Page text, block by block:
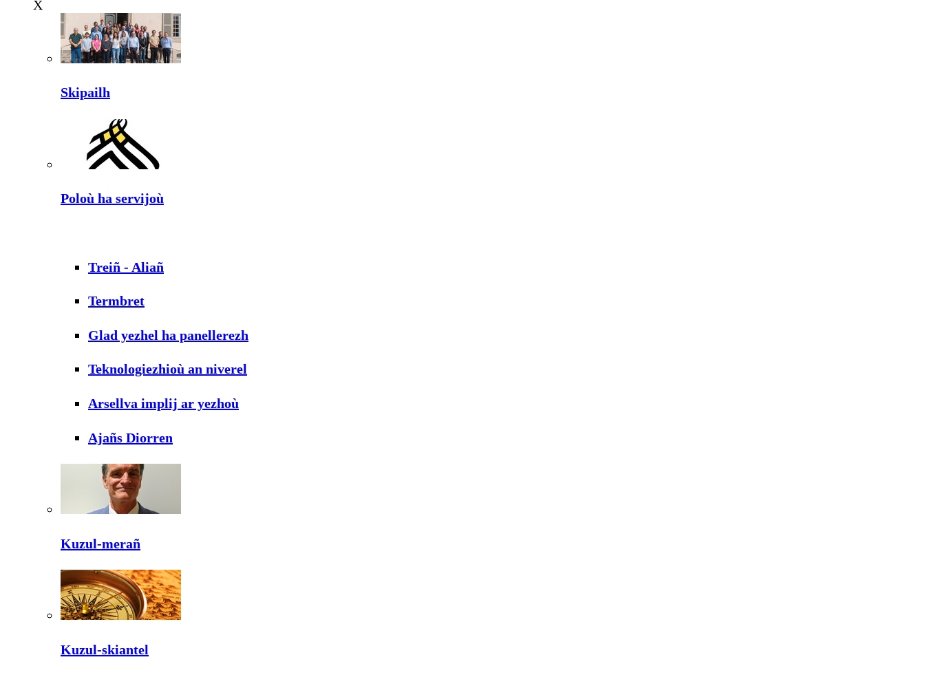
X
Skipailh
Poloù ha servijoù
Treiñ - Aliañ
Termbret
Glad yezhel ha panellerezh
Teknologiezhioù an niverel
Arsellva implij ar yezhoù
Ajañs Diorren
Kuzul-merañ
Kuzul-skiantel